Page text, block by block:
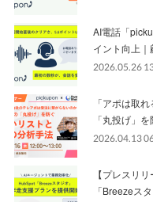
AI電話「
イント向上
2026.05.26
「アポは取
「丸投げ」
2026.04.13
【プレスリ
「Breezeス